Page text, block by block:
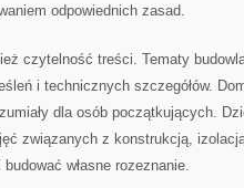
odpowiednich zasad.
czytelność treści. Tematy
i technicznych szczegółów.
dla osób początkujących.
związanych z konstrukcją,
własne rozeznanie.